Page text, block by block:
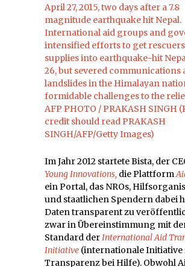
Im Jahr 2012 startete Bista, der
Young Innovations, die Plattform
ein Portal, das NROs,
und staatlichen Spendern dabei
Daten transparent zu
zwar in Übereinstimmung mit
Standard derInternational Aid
Initiative (internationale Initiative
Transparenz bei Hilfe). Obwohl